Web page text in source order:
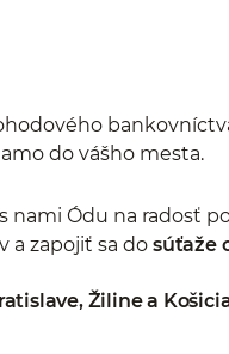
do vášho mesta.
nami Ódu na radosť
a zapojiť sa do súťaže
Žiline a